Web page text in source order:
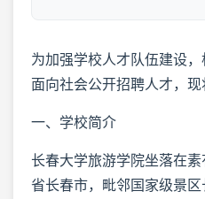
为加强学校人才队伍建设，
面向社会公开招聘人才，现
一、学校简介
长春大学旅游学院坐落在
省长春市，毗邻国家级景